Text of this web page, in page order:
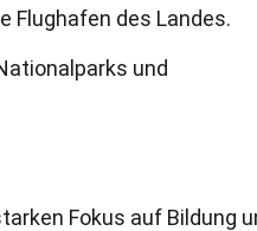
Flughafen des Landes.
und
Fokus auf Bildung